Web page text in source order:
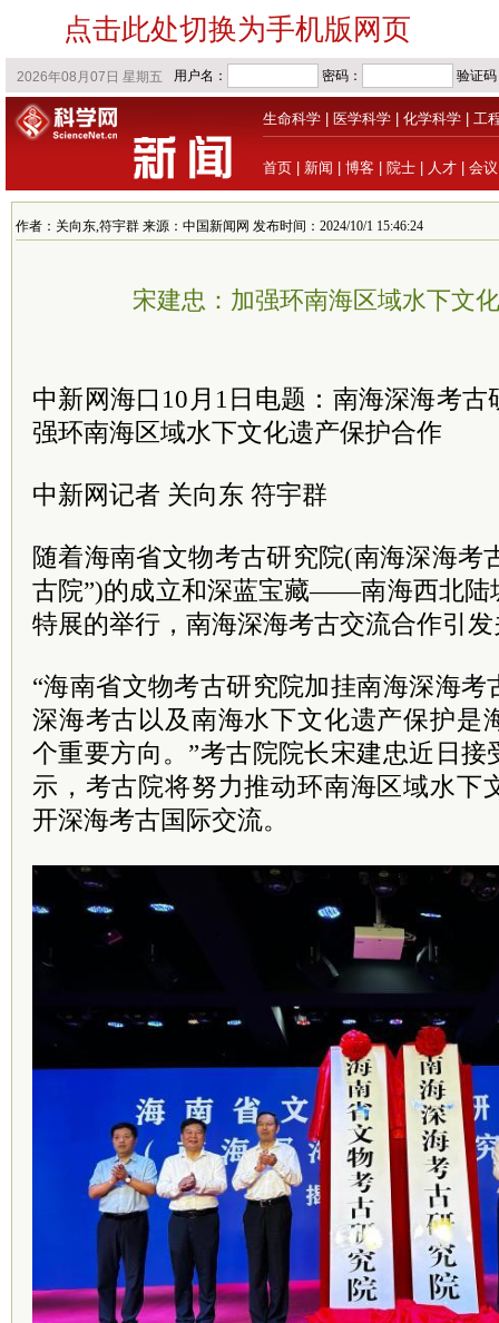
点击此处切换为手机版网页
生命科学 医学科学 化学科学 工
首页 新闻 博客 院士 人才 会议
作者：关向东,符宇群 来源：中国新闻网 发布时间：2024/10/1 15:46:24
宋建忠：加强环南海区域水下文
中新网海口10月1日电题：南海深海考古
强环南海区域水下文化遗产保护合作
中新网记者 关向东 符宇群
随着海南省文物考古研究院(南海深海考
古院”)的成立和深蓝宝藏——南海西北陆
特展的举行，南海深海考古交流合作引
“海南省文物考古研究院加挂南海深海
深海考古以及南海水下文化遗产保护是
个重要方向。”考古院院长宋建忠近日
示，考古院将努力推动环南海区域水下
开深海考古国际交流。